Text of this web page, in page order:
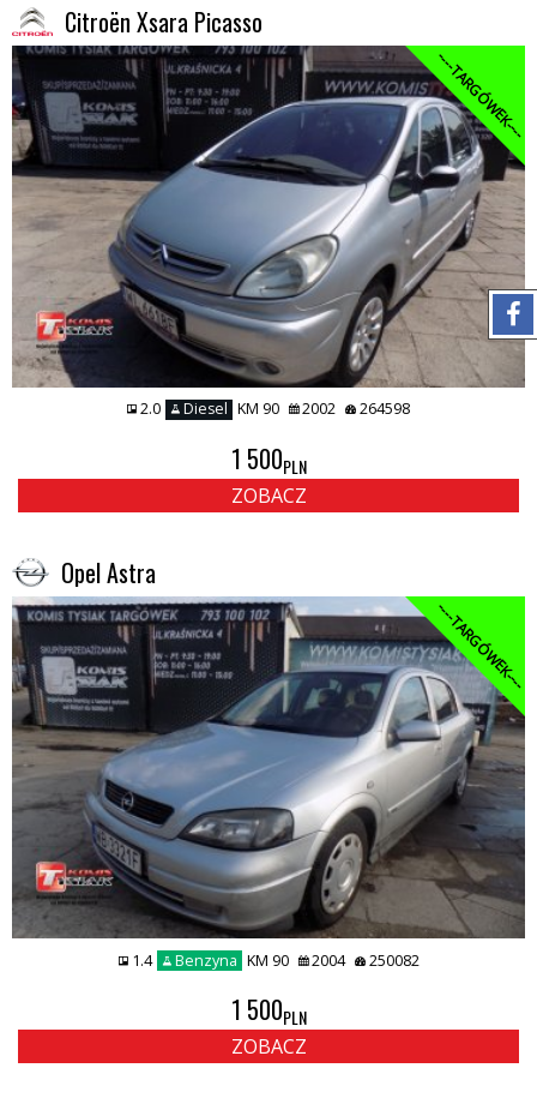
Citroën Xsara Picasso
----TARGÓWEK----
2.0 Diesel KM 90 2002 264598
1 500PLN
ZOBACZ
Opel Astra
----TARGÓWEK----
1.4 Benzyna KM 90 2004 250082
1 500PLN
ZOBACZ